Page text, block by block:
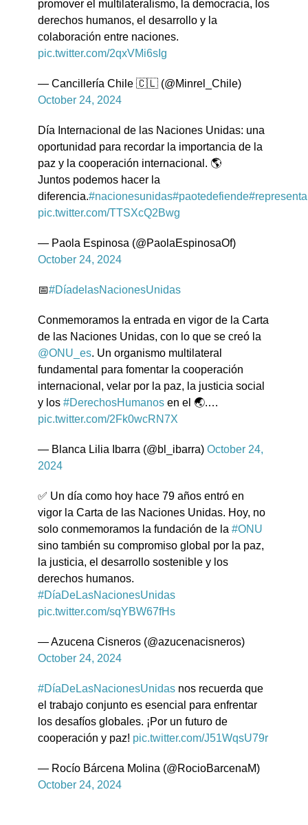
promover el multilateralismo, la democracia, los
derechos humanos, el desarrollo y la
colaboración entre naciones.
pic.twitter.com/2qxVMi6sIg
— Cancillería Chile 🇨🇱 (@Minrel_Chile)
October 24, 2024
Día Internacional de las Naciones Unidas: una
oportunidad para recordar la importancia de la
paz y la cooperación internacional. 🌎
Juntos podemos hacer la
diferencia.#nacionesunidas#paotedefiende
pic.twitter.com/TTSXcQ2Bwg
— Paola Espinosa (@PaolaEspinosaOf)
October 24, 2024
📅#DíadelasNacionesUnidas
Conmemoramos la entrada en vigor de la Carta
de las Naciones Unidas, con lo que se creó la
@ONU_es. Un organismo multilateral
fundamental para fomentar la cooperación
internacional, velar por la paz, la justicia social
y los #DerechosHumanos en el 🌏.…
pic.twitter.com/2Fk0wcRN7X
— Blanca Lilia Ibarra (@bl_ibarra) October 24,
2024
✅ Un día como hoy hace 79 años entró en
vigor la Carta de las Naciones Unidas. Hoy, no
solo conmemoramos la fundación de la #ONU
sino también su compromiso global por la paz,
la justicia, el desarrollo sostenible y los
derechos humanos.
#DíaDeLasNacionesUnidas
pic.twitter.com/sqYBW67fHs
— Azucena Cisneros (@azucenacisneros)
October 24, 2024
#DíaDeLasNacionesUnidas nos recuerda que
el trabajo conjunto es esencial para enfrentar
los desafíos globales. ¡Por un futuro de
cooperación y paz! pic.twitter.com/J51WqsU79r
— Rocío Bárcena Molina (@RocioBarcenaM)
October 24, 2024